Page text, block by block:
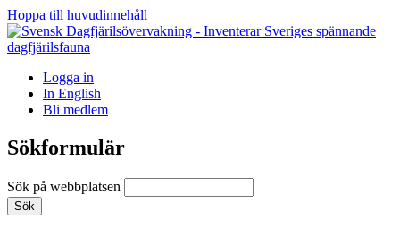
Hoppa till huvudinnehåll
Logga in
In English
Bli medlem
Sökformulär
Sök på webbplatsen